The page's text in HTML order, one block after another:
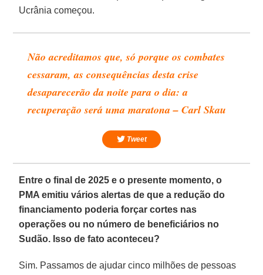
Ucrânia começou.
Não acreditamos que, só porque os combates
cessaram, as consequências desta crise
desaparecerão da noite para o dia: a
recuperação será uma maratona – Carl Skau
Tweet
Entre o final de 2025 e o presente momento, o
PMA emitiu vários alertas de que a redução do
financiamento poderia forçar cortes nas
operações ou no número de beneficiários no
Sudão. Isso de fato aconteceu?
Sim. Passamos de ajudar cinco milhões de pessoas